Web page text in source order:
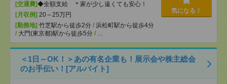
[交通費]◆全額支給 ＊家が少し遠くても安心！
[月収例] 20～25万円
[勤務地] 竹芝駅から徒歩2分 / 浜松町駅から徒歩4分
/ 大門(東京都)駅から徒歩5分 / …
気になる！
＜1日～OK！＞あの有名企業も！展示会や株主総会
のお手伝い！[アルバイト]